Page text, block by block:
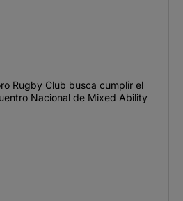
Rugby Club busca cumplir el
Nacional de Mixed Ability